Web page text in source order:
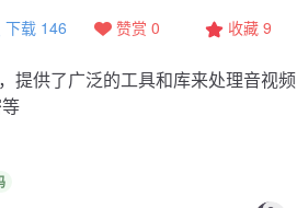
收藏 9
赞赏 0
下载 146
提供了广泛的工具和库来处理音视频